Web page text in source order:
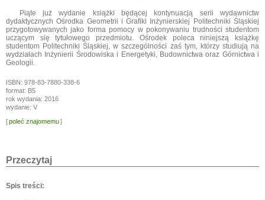
Piąte już wydanie książki będącej kontynuacją serii wydawnictw
dydaktycznych Ośrodka Geometrii i Grafiki Inżynierskiej Politechniki Śląskiej
przygotowywanych jako forma pomocy w pokonywaniu trudności studentom
uczącym się tytułowego przedmiotu. Ośrodek poleca niniejszą książkę
studentom Politechniki Śląskiej, w szczególności zaś tym, którzy studiują na
wydziałach Inżynierii Środowiska i Energetyki, Budownictwa oraz Górnictwa i
Geologii.
ISBN: 978-83-7880-338-6
format: B5
rok wydania: 2016
wydanie: V
[poleć znajomemu]
Przeczytaj
Spis treści: